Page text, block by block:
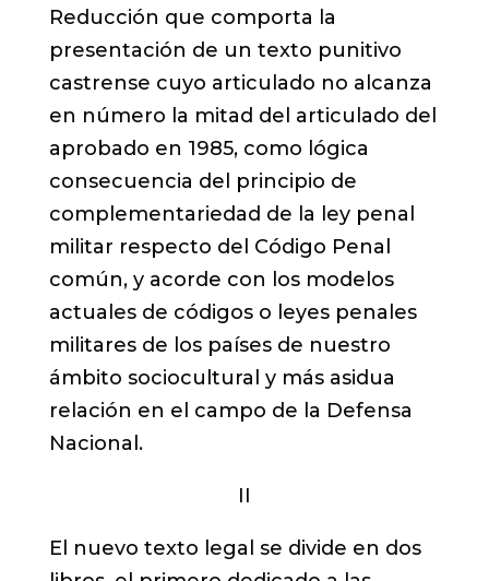
Reducción que comporta la
presentación de un texto punitivo
castrense cuyo articulado no alcanza
en número la mitad del articulado del
aprobado en 1985, como lógica
consecuencia del principio de
complementariedad de la ley penal
militar respecto del Código Penal
común, y acorde con los modelos
actuales de códigos o leyes penales
militares de los países de nuestro
ámbito sociocultural y más asidua
relación en el campo de la Defensa
Nacional.
II
El nuevo texto legal se divide en dos